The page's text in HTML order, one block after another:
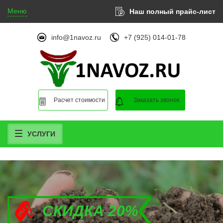
Меню Наш полный прайс-лист
info@1navoz.ru +7 (925) 014-01-78
Расчет стоимости Заказать звонок
УСЛУГИ
СКИДКА 20%
СКИДКА 20%
СКИДКА 20%